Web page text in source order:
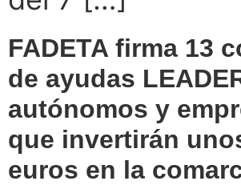
FADETA firma 13
de ayudas
autónomos y
que invertirán
euros en la